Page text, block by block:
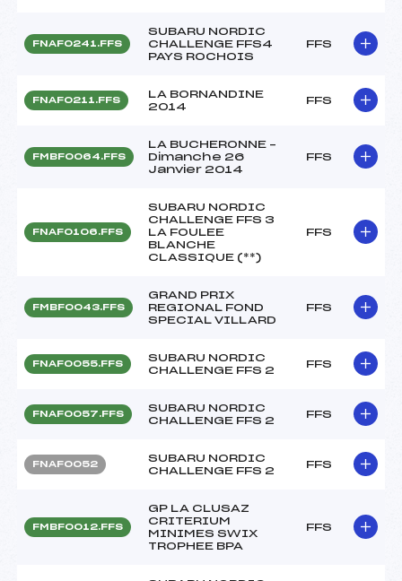
FNAF0241.FFS
SUBARU NORDIC
CHALLENGE FFS4
PAYS ROCHOIS
FFS
FNAF0211.FFS
LA BORNANDINE
2014
FFS
FMBF0064.FFS
LA BUCHERONNE –
Dimanche 26
Janvier 2014
FFS
FNAF0106.FFS
SUBARU NORDIC
CHALLENGE FFS 3
LA FOULEE
BLANCHE
CLASSIQUE (**)
FFS
FMBF0043.FFS
GRAND PRIX
REGIONAL FOND
SPECIAL VILLARD
FFS
FNAF0055.FFS
SUBARU NORDIC
CHALLENGE FFS 2
FFS
FNAF0057.FFS
SUBARU NORDIC
CHALLENGE FFS 2
FFS
FNAF0052
SUBARU NORDIC
CHALLENGE FFS 2
FFS
FMBF0012.FFS
GP LA CLUSAZ
CRITERIUM
MINIMES SWIX
TROPHEE BPA
FFS